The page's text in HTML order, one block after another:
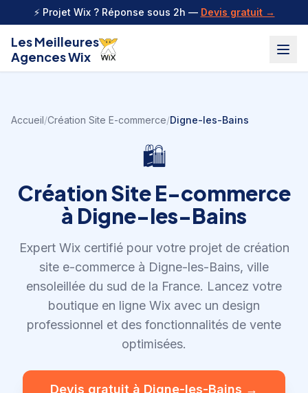
Aller au contenu
⚡ Projet Wix ? Réponse sous 2h — Devis gratuit →
Les Meilleures
Agences Wix
Accueil/Création Site E-commerce/Digne-les-Bains
🛍️
Création Site E-commerce
à Digne-les-Bains
Expert Wix certifié pour votre projet de création
site e-commerce à Digne-les-Bains, ville
ensoleillée du sud de la France. Lancez votre
boutique en ligne Wix avec un design
professionnel et des fonctionnalités de vente
optimisées.
Devis gratuit à Digne-les-Bains →